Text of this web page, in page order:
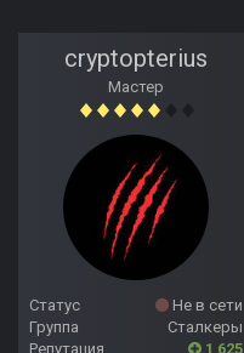
cryptopterius
Мастер
Статус
Не в сети
Группа
Сталкеры
Репутация
1 625